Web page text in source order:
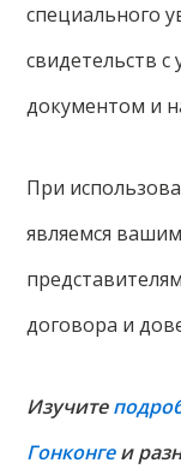
специального
свидетельств
документом и
При
являемся
договора и
Изучите
Гонконгеи